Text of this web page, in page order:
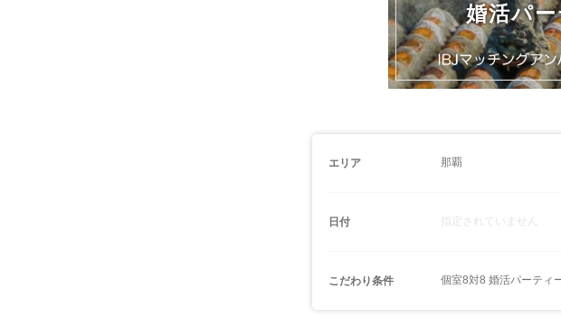
婚活パ
エリア 那覇
日付 指定されていません
こだわり条件 個室8対8 婚活パーティ